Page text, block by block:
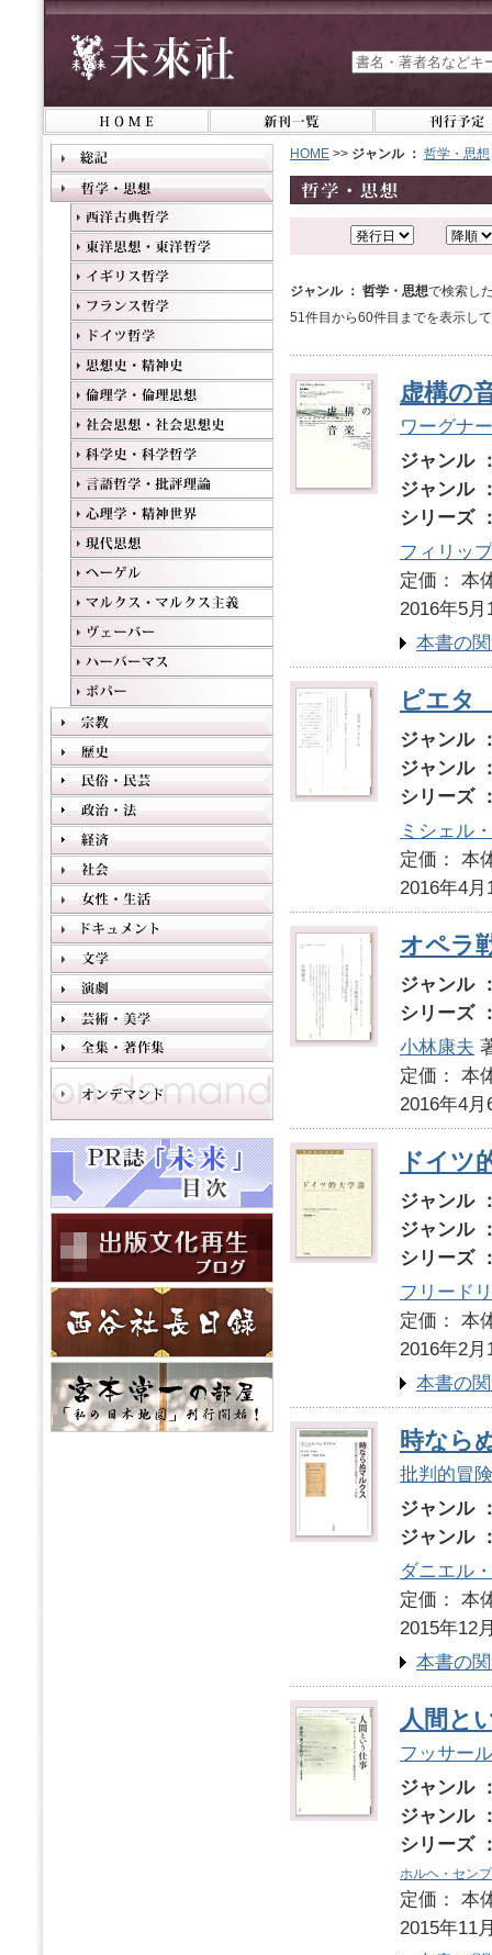
HOME >> ジャンル ： 哲学・思想
ジャンル ： 哲学・思想で検索し
51件目から60件目までを表示し
虚構の
ワーグナ
ジャンル
ジャンル
シリーズ
フィリッ
定価：
2016年5月
本書の
ピエタ
ジャンル
ジャンル
シリーズ
ミシェル
定価：
2016年4月
オペラ
ジャンル
シリーズ
小林康夫
定価：
2016年4月
ドイツ
ジャンル
ジャンル
シリーズ
フリード
定価：
2016年2月
本書の
時なら
批判的冒
ジャンル
ジャンル
ダニエル
定価：
2015年12
本書の
人間と
フッサー
ジャンル
ジャンル
シリーズ
ホルヘ・セン
定価：
2015年11